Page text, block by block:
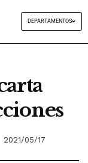
DEPARTAMENTOS
2021/05/17